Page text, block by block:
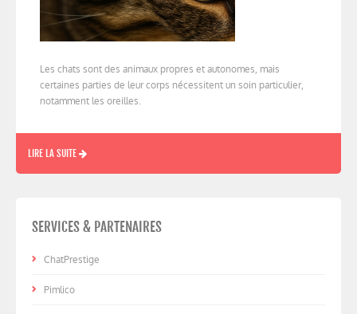
Les chats sont des animaux propres et autonomes, mais
certaines parties de leur corps nécessitent un soin particulier,
notamment les oreilles.
LIRE LA SUITE
SERVICES & PARTENAIRES
ChatPrestige
Pimlico